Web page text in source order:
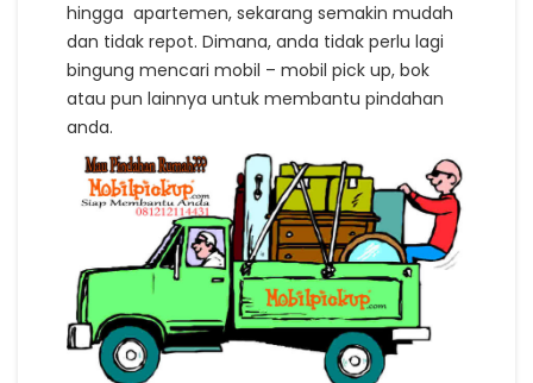
hingga apartemen, sekarang semakin mudah
dan tidak repot. Dimana, anda tidak perlu lagi
bingung mencari mobil – mobil pick up, bok
atau pun lainnya untuk membantu pindahan
anda.